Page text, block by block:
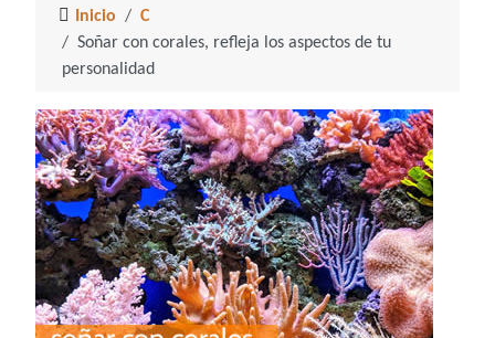
Inicio
C
Soñar con corales, refleja los aspectos de tu
personalidad